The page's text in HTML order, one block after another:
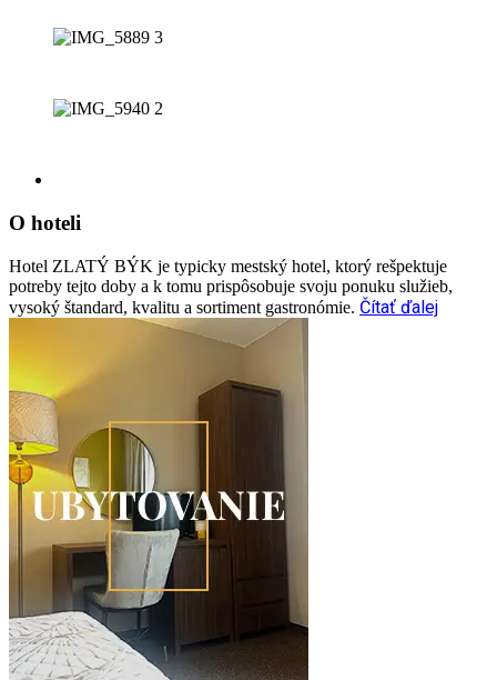
O hoteli
Hotel ZLATÝ BÝK je typicky mestský hotel, ktorý rešpektuje
potreby tejto doby a k tomu prispôsobuje svoju ponuku služieb,
vysoký štandard, kvalitu a sortiment gastronómie. Čítať ďalej